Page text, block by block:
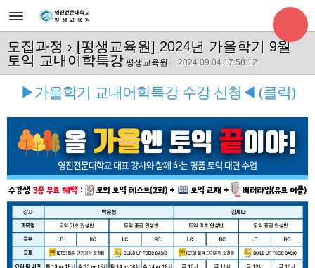
모집과정 › [평생교육원] 2024년 가을학기 9월
토익 교내어학특강 평생교육원 2024.09.04 17:58:12
▶가을학기 교내어학특강 수강 신청◀ (클릭)